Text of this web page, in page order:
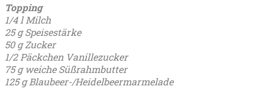
Topping
1/4 l Milch
25 g Speisestärke
50 g Zucker
1/2 Päckchen Vanillezucker
75 g weiche Süßrahmbutter
125 g Blaubeer-/Heidelbeermarmelade